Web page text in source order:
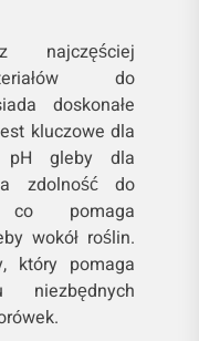
do
doskonałe
kluczowe dla
pH gleby dla
zdolność do
co pomaga
wokół roślin.
który pomaga